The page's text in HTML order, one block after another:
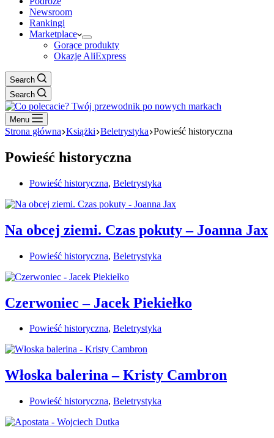
Newsroom
Rankingi
Marketplace
Gorące produkty
Okazje AliExpress
Search
Search
Menu
Strona główna Książki Beletrystyka Powieść historyczna
Powieść historyczna
Powieść historyczna, Beletrystyka
Na obcej ziemi. Czas pokuty – Joanna Jax
Powieść historyczna, Beletrystyka
Czerwoniec – Jacek Piekiełko
Powieść historyczna, Beletrystyka
Włoska balerina – Kristy Cambron
Powieść historyczna, Beletrystyka